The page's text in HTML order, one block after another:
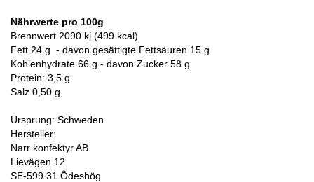
Nährwerte pro 100g
Brennwert 2090 kj (499 kcal)
Fett 24 g - davon gesättigte Fettsäuren 15 g
Kohlenhydrate 66 g - davon Zucker 58 g
Protein: 3,5 g
Salz 0,50 g
Ursprung: Schweden
Hersteller:
Narr konfektyr AB
Lievägen 12
SE-599 31 Ödeshög